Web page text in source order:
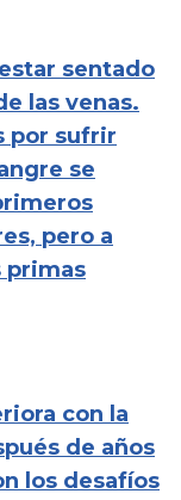
sentado
las venas.
por sufrir
se
pero a
primas
con la
de años
los desafíos